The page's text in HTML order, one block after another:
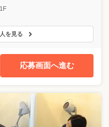
を見る
応募画面へ進む